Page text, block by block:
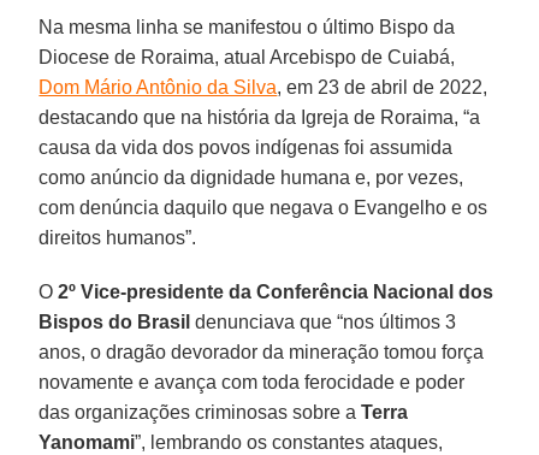
Na mesma linha se manifestou o último Bispo da
Diocese de Roraima, atual Arcebispo de Cuiabá,
Dom Mário Antônio da Silva, em 23 de abril de 2022,
destacando que na história da Igreja de Roraima, “a
causa da vida dos povos indígenas foi assumida
como anúncio da dignidade humana e, por vezes,
com denúncia daquilo que negava o Evangelho e os
direitos humanos”.
O2º Vice-presidente da Conferência Nacional dos
Bispos do Brasil denunciava que “nos últimos 3
anos, o dragão devorador da mineração tomou força
novamente e avança com toda ferocidade e poder
das organizações criminosas sobre aTerra
Yanomami”, lembrando os constantes ataques,